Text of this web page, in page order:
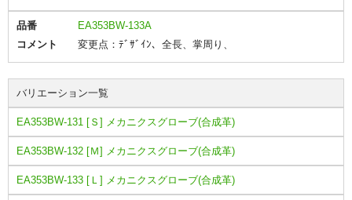
品番
EA353BW-133A
コメント
変更点：ﾃﾞｻﾞｲﾝ、全長、掌周り、
バリエーション一覧
EA353BW-131 [Ｓ] メカニクスグローブ(合成革)
EA353BW-132 [Ｍ] メカニクスグローブ(合成革)
EA353BW-133 [Ｌ] メカニクスグローブ(合成革)